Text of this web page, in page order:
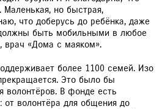
но быстрая,
что доберусь до ребёнка, даже
быть мобильными в любое
врач «Дома с маяком».
более 1100 семей. Изо
Это было бы
волонтёров. В фонде есть
от волонтёра для общения до